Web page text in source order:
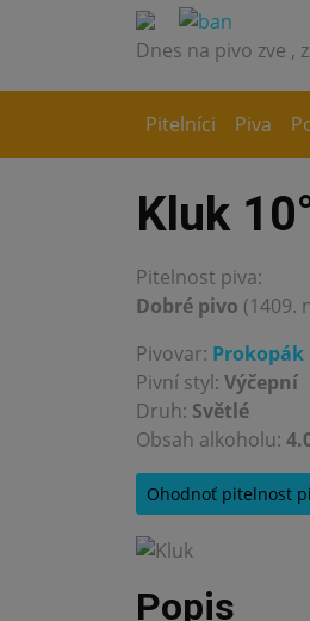
Dnes na pivo zve ,
Pitelníci Piva
Kluk
Pitelnost piva:
Dobré pivo (1409.
Pivovar: Prokopák
Pivní styl: Výčepní
Druh: Světlé
Obsah alkoholu:
Ohodnoť pitelnost
Popis